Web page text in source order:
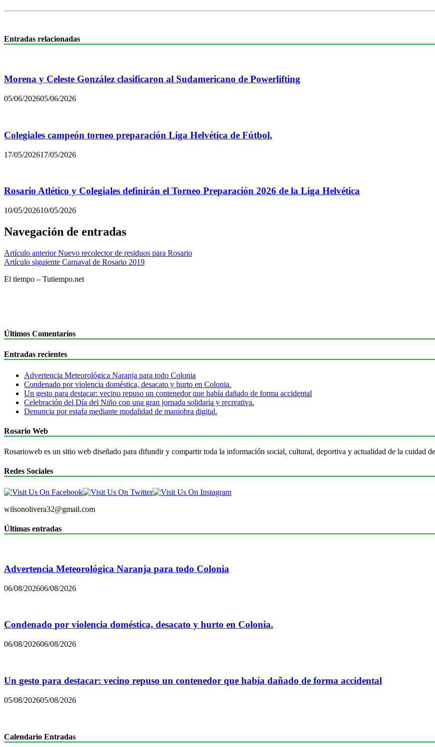
Entradas relacionadas
Morena y Celeste González clasificaron al Sudamericano de Powerlifting
05/06/202605/06/2026
Colegiales campeón torneo preparación Liga Helvética de Fútbol.
17/05/202617/05/2026
Rosario Atlético y Colegiales definirán el Torneo Preparación 2026 de la Liga Helvética
10/05/202610/05/2026
Navegación de entradas
Artículo anterior Nuevo recolector de residuos para Rosario
Artículo siguiente Carnaval de Rosario 2019
El tiempo – Tutiempo.net
Últimos Comentarios
Entradas recientes
Advertencia Meteorológica Naranja para todo Colonia
Condenado por violencia doméstica, desacato y hurto en Colonia.
Un gesto para destacar: vecino repuso un contenedor que había dañado de forma accidental
Celebración del Día del Niño con una gran jornada solidaria y recreativa.
Denuncia por estafa mediante modalidad de maniobra digital.
Rosario Web
Rosarioweb es un sitio web diseñado para difundir y compartir toda la información social, cultural, deportiva y actualidad de la cuidad
Redes Sociales
wilsonolivera32@gmail.com
Últimas entradas
Advertencia Meteorológica Naranja para todo Colonia
06/08/202606/08/2026
Condenado por violencia doméstica, desacato y hurto en Colonia.
06/08/202606/08/2026
Un gesto para destacar: vecino repuso un contenedor que había dañado de forma accidental
05/08/202605/08/2026
Calendario Entradas